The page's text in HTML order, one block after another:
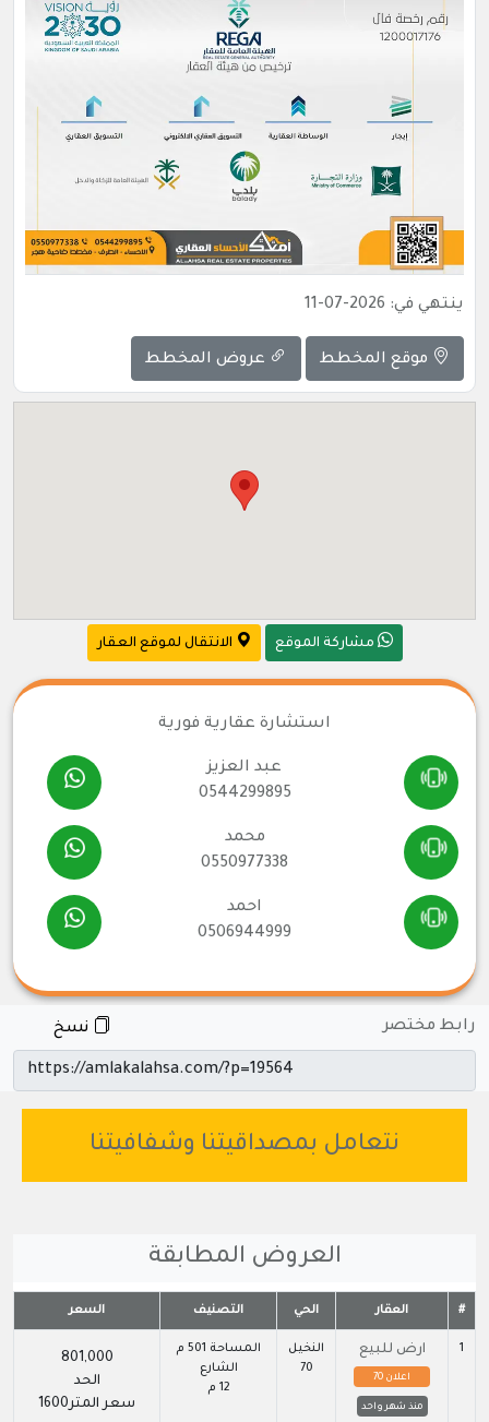
ينتهي في: 2026-07-11
موقع المخطط عروض المخطط
مشاركة الموقع الانتقال لموقع العقار
استشارة عقارية فورية
عبد العزيز
0544299895
محمد
0550977338
احمد
0506944999
رابط مختصر
نتعامل بمصداقيتنا وشفافيتنا
العروض المطابقة
# العقار الحي التصنيف السعر
1 ارض للبيع
اعلان 70
منذ شهر واحد
النخيل
70
المساحة 501 م
الشارع
12 م
801,000
الحد
سعر المتر1600